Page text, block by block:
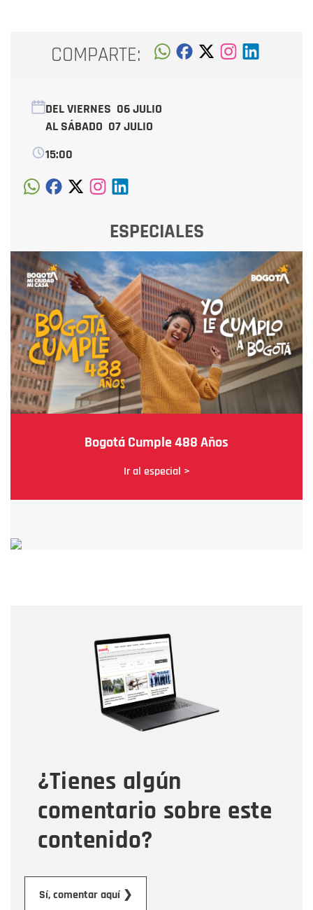
COMPARTE:
DEL VIERNES 06 JULIO
AL SÁBADO 07 JULIO
15:00
ESPECIALES
Bogotá Cumple 488 Años
Ir al especial >
¿Tienes algún
comentario sobre este
contenido?
Sí, comentar aquí ❯
Correo electrónico
Tipo de comentario
Mensaje